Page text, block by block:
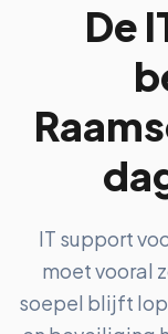
De
IT support
moet vooral
soepel blijft